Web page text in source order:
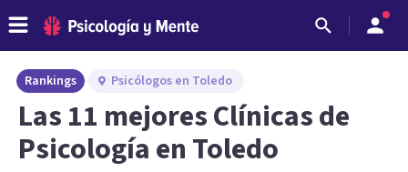
Rankings Psicólogos en Toledo
Las 11 mejores Clínicas de
Psicología en Toledo